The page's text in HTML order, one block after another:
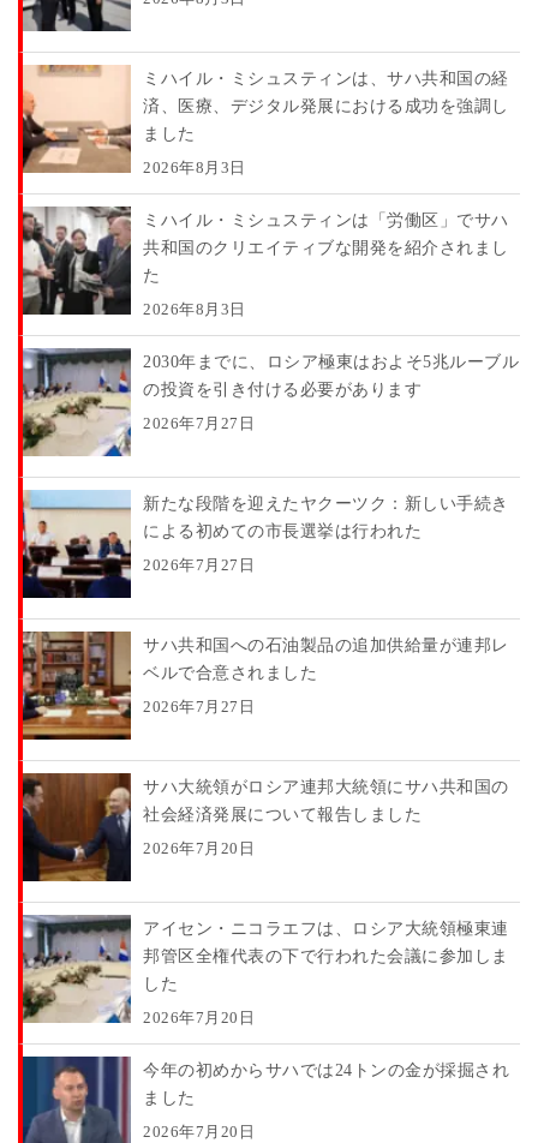
ミハイル・ミシュスティンは、サハ共和国の経
済、医療、デジタル発展における成功を強調し
ました
2026年8月3日
ミハイル・ミシュスティンは「労働区」でサハ
共和国のクリエイティブな開発を紹介されまし
た
2026年8月3日
2030年までに、ロシア極東はおよそ5兆ルーブル
の投資を引き付ける必要があります
2026年7月27日
新たな段階を迎えたヤクーツク：新しい手続き
による初めての市長選挙は行われた
2026年7月27日
サハ共和国への石油製品の追加供給量が連邦レ
ベルで合意されました
2026年7月27日
サハ大統領がロシア連邦大統領にサハ共和国の
社会経済発展について報告しました
2026年7月20日
アイセン・ニコラエフは、ロシア大統領極東連
邦管区全権代表の下で行われた会議に参加しま
した
2026年7月20日
今年の初めからサハでは24トンの金が採掘され
ました
2026年7月20日